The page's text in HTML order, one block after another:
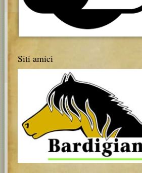
Siti amici